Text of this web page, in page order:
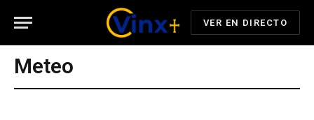
VER EN DIRECTO
Meteo